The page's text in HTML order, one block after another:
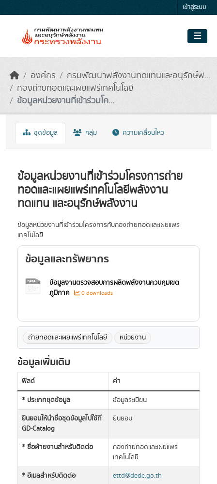
เข้าสู่ระบบ
องค์กร
กรมพัฒนาพลังงานทดแทนและอนุรักษ์พ...
กองถ่ายทอดและเผยแพร่เทคโนโลยี
ข้อมูลหน่วยงานที่เข้าร่วมโค...
ชุดข้อมูล กลุ่ม ความเคลื่อนไหว
ข้อมูลหน่วยงานที่เข้าร่วมโครงการถ่าย
ทอดและแผยแพร่เทคโนโลยีพลังงาน
ทดแทน และอนุรักษ์พลังงาน
ข้อมูลหน่วยงานที่เข้าร่วมโครงการกับกองถ่ายทอดและเผยแพร่
เทคโนโลยี
ข้อมูลและทรัพยากร
ข้อมูลงานตรวจสอบการผลิตพลังงานควบคุมเขต
ภูมิภาค
0 downloads
ถ่ายทอดและเผยแพร่เทคโนโลยี หน่วยงาน
ข้อมูลเพิ่มเติม
ฟิลด์
ค่า
* ประเภทชุดข้อมูล
ข้อมูลระเบียน
ยินยอมให้นำชื่อชุดข้อมูลไปใช้ที่
GD-Catalog
ยินยอม
* ชื่อฝ่ายงานสำหรับติดต่อ
กองถ่ายทอดและเผยแพร่
เทคโนโลยี
* อีเมลสำหรับติดต่อ
ettd@dede.go.th